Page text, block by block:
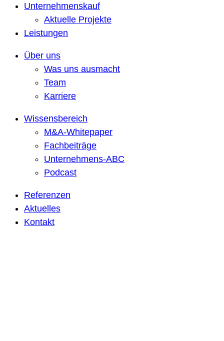
Unternehmenskauf
Aktuelle Projekte
Leistungen
Über uns
Was uns ausmacht
Team
Karriere
Wissensbereich
M&A-Whitepaper
Fachbeiträge
Unternehmens-ABC
Podcast
Referenzen
Aktuelles
Kontakt